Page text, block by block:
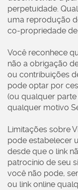
perpetuidade.
uma reprodução
co-propriedade de
Você reconhece
não a obrigação
ou contribuições
pode optar por
(ou qualquer
qualquer motivo
Limitações sobre
pode estabelecer
desde que o link
patrocínio de seu
você não pode,
ou link online